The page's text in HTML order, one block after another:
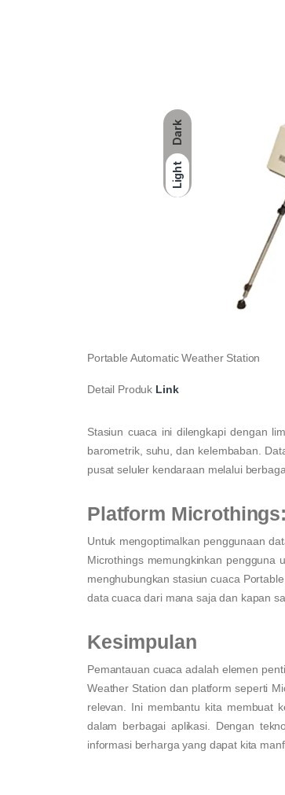
Dark
Light
Portable Automatic Weather Station
Detail Produk Link
Stasiun cuaca ini dilengkapi dengan
barometrik, suhu, dan kelembaban.
pusat seluler kendaraan melalui
Platform
Untuk mengoptimalkan penggunaan
Microthings memungkinkan pengguna
menghubungkan stasiun cuaca
data cuaca dari mana saja dan kapan
Kesimpulan
Pemantauan cuaca adalah elemen
Weather Station dan platform seperti
relevan. Ini membantu kita membuat
dalam berbagai aplikasi. Dengan
informasi berharga yang dapat kita